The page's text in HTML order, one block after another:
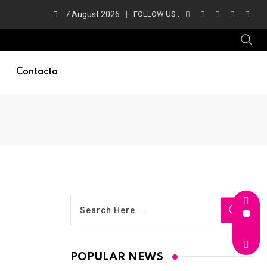
7 August 2026 FOLLOW US :
Contacto
POPULAR NEWS